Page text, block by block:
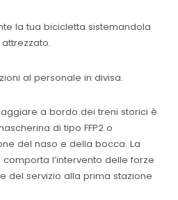
la tua bicicletta sistemandola
al personale in divisa.
a bordo dei treni storici è
di tipo FFP2 o
del naso e della bocca. La
l’intervento delle forze
del servizio alla prima stazione